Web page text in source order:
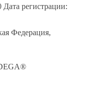
регистрации:
Федерация,